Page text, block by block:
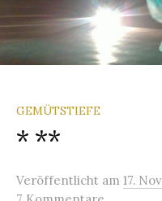
GEMÜTSTIEFE
* **
Veröffentlicht am 17.